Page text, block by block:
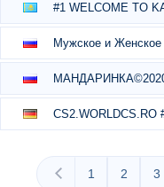
#1 WELCOME TO
Мужское и Женское
1 2 3